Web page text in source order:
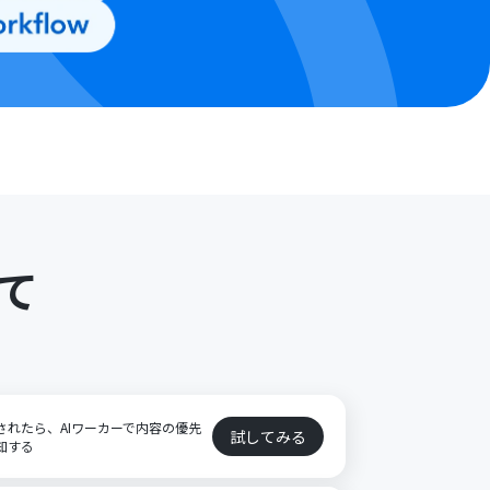
たら、AIワーカーで内容の優先
する
試してみる